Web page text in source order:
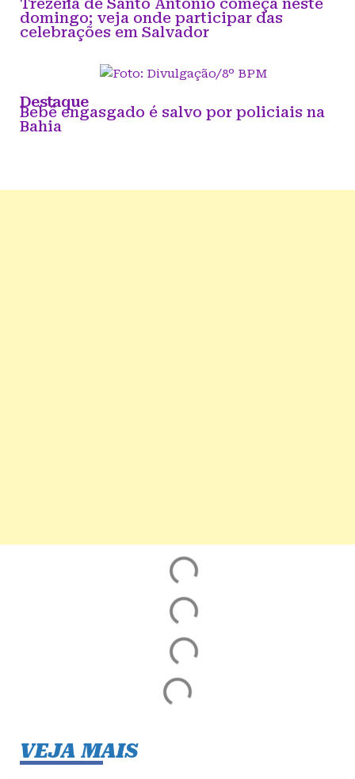
Trezena de Santo Antônio começa neste
domingo; veja onde participar das
celebrações em Salvador
Destaque
Bebê engasgado é salvo por policiais na
Bahia
VEJA MAIS